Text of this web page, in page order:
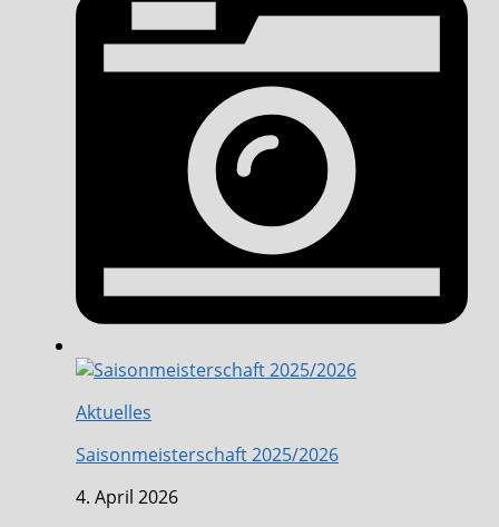
Aktuelles
Saisonmeisterschaft 2025/2026
4. April 2026